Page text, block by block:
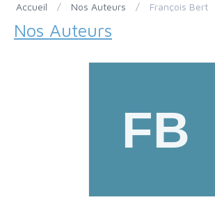
Accueil / Nos Auteurs / François Bert
Nos Auteurs